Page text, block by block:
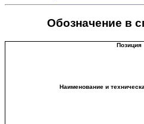
Обозначение в
Позиция
Наименование и